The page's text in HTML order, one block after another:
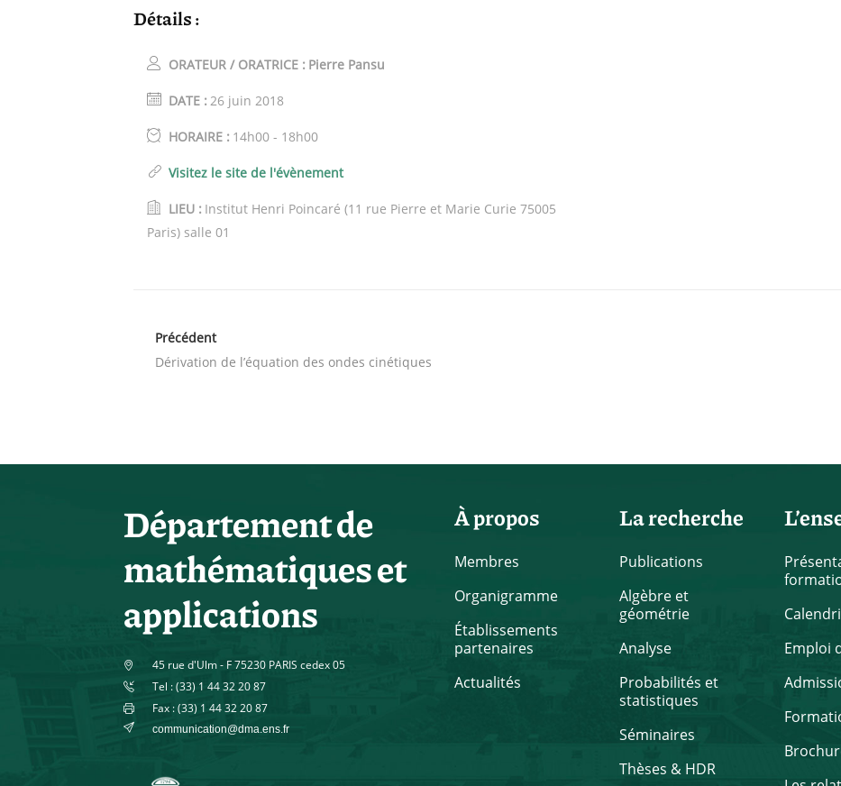
Détails :
ORATEUR / ORATRICE : Pierre Pansu
DATE : 26 juin 2018
HORAIRE : 14h00 - 18h00
Visitez le site de l'évènement
LIEU : Institut Henri Poincaré (11 rue Pierre et Marie Curie 75005
Paris) salle 01
Précédent
Dérivation de l’équation des ondes cinétiques
Département de
mathématiques et
applications
45 rue d'Ulm - F 75230 PARIS cedex 05
Tel : (33) 1 44 32 20 87
Fax : (33) 1 44 32 20 87
communication@dma.ens.fr
À propos
Membres
Organigramme
Établissements
partenaires
Actualités
La recherche
Publications
Algèbre et
géométrie
Analyse
Probabilités et
statistiques
Séminaires
Thèses & HDR
Emploi